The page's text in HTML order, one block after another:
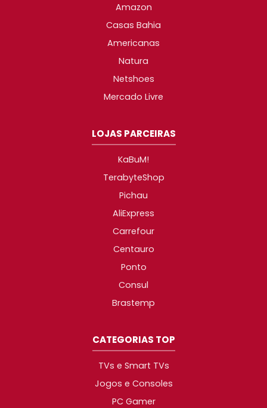
Amazon
Casas Bahia
Americanas
Natura
Netshoes
Mercado Livre
LOJAS PARCEIRAS
KaBuM!
TerabyteShop
Pichau
AliExpress
Carrefour
Centauro
Ponto
Consul
Brastemp
CATEGORIAS TOP
TVs e Smart TVs
Jogos e Consoles
PC Gamer